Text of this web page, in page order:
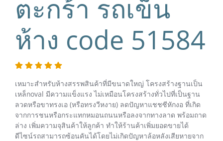
ตะกร้า รถเข็น
ห้าง code 51584
เหมาะสำหรับห้างสรรพสินค้าที่มีขนาดใหญ่ โครงสร้างฐานเป็น
เหล็กoval มีความแข็งแรง ไม่เหมือนโครงสร้างทั่วไปที่เป็นฐาน
ลวดหรือขาทรงเอ (หรือทรงวีหงาย) ลดปัญหาแชชซีหักงอ ที่เกิด
จากการชนหรือกระแทกหมอนถนนหรือลงจากทางลาด พร้อมถาด
ล่าง เพิ่มความจุสินค้าให้ลูกค้า ทำให้ร้านค้าเพิ่มยอดขายได้
ดีไซน์รถสามารถซ้อนคันได้โดยไม่เกิดปัญหาล้อหลังเสียหายจาก